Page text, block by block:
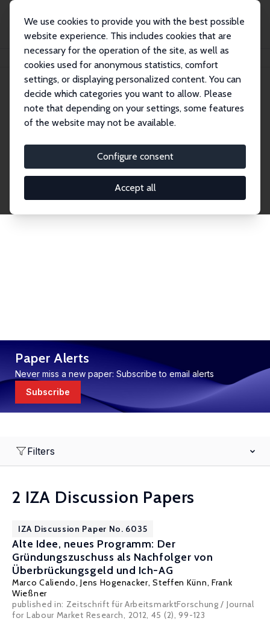
We use cookies to provide you with the best possible
website experience. This includes cookies that are
necessary for the operation of the site, as well as
cookies used for anonymous statistics, comfort
settings, or displaying personalized content. You can
decide which categories you want to allow. Please
note that depending on your settings, some features
of the website may not be available.
Configure consent
Accept all
Publications IZA Discussion Papers
Discussion Papers
research output by IZA staff and network members
accessible before it gets published in refereed
journals. Already comprising over 17,000 working
Paper Alerts
Never miss a new paper: Subscribe to email alerts
Subscribe
Filters
2 IZA Discussion Papers
IZA Discussion Paper No. 6035
Alte Idee, neues Programm: Der
Gründungszuschuss als Nachfolger von
Überbrückungsgeld und Ich-AG
Marco Caliendo, Jens Hogenacker,Steffen Künn, Frank
Wießner
published in: Zeitschrift für ArbeitsmarktForschung / Journal
for Labour Market Research, 2012, 45 (2), 99-123